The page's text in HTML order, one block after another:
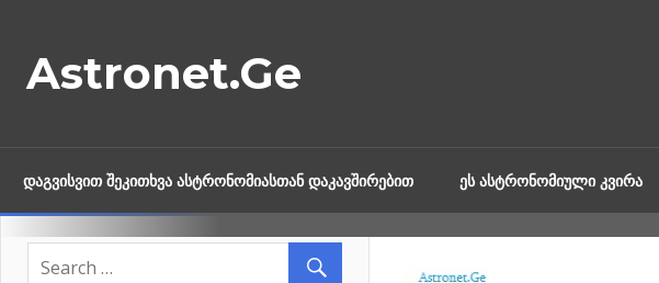
content
Astronet.Ge
ᲓᲐᲒᲕᲘᲡᲕᲘᲗ ᲨᲔᲙᲘᲗᲮᲕᲐ ᲐᲡᲢᲠᲝᲜᲝᲛᲘᲐᲡᲗᲐᲜ ᲓᲐᲙᲐᲕᲨᲘᲠᲔᲑᲘᲗ ᲔᲡ ᲐᲡᲢᲠᲝᲜᲝᲛᲘᲣᲚᲘ ᲙᲕᲘᲠᲐ